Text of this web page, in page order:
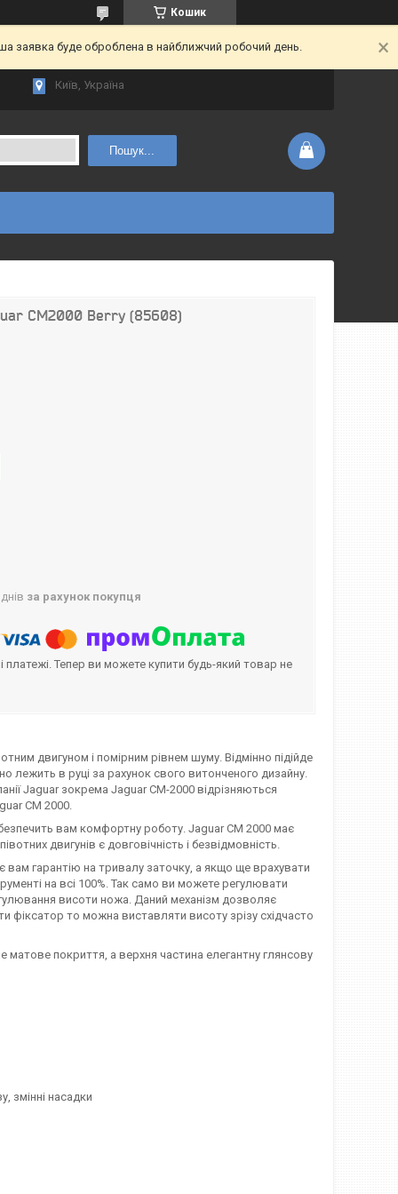
Кошик
заявка буде оброблена в найближчий робочий день.
Київ, Україна
Пошук...
CM2000 Berry (85608)
за рахунок покупця
платежі. Тепер ви можете купити будь-який товар не
двигуном і помірним рівнем шуму. Відмінно підійде
лежить в руці за рахунок свого витонченого дизайну.
Jaguar зокрема Jaguar CM-2000 відрізняються
CM 2000.
вам комфортну роботу. Jaguar CM 2000 має
двигунів є довговічність і безвідмовність.
вам гарантію на тривалу заточку, а якщо ще врахувати
на всі 100%. Так само ви можете регулювати
висоти ножа. Даний механізм дозволяє
фіксатор то можна виставляти висоту зрізу східчасто
покриття, а верхня частина елегантну глянсову
змінні насадки